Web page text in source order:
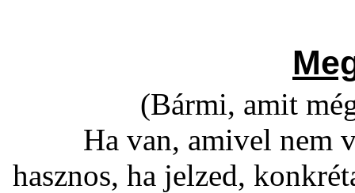
(Bármi, amit
Ha van, amivel nem
hasznos, ha jelzed,